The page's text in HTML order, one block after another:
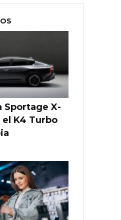
Sportage X-
el K4 Turbo